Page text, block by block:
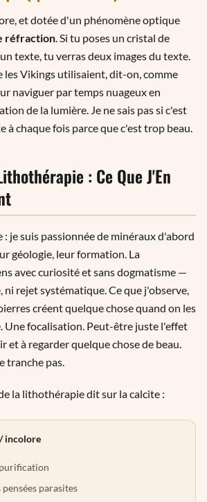
et dotée d'un phénomène optique
réfraction. Si tu poses un cristal de
texte, tu verras deux images du texte.
les Vikings utilisaient, dit-on, comme
naviguer par temps nuageux en
de la lumière. Je ne sais pas si c'est
à chaque fois parce que c'est trop beau.
: Ce Que J'En
: je suis passionnée de minéraux d'abord
géologie, leur formation. La
avec curiosité et sans dogmatisme —
ni rejet systématique. Ce que j'observe,
créent quelque chose quand on les
Une focalisation. Peut-être juste l'effet
et à regarder quelque chose de beau.
tranche pas.
la lithothérapie dit sur la calcite :
incolore
parasites